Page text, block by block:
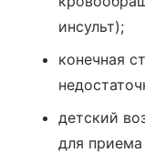
инсульт);
конечная
детский
для